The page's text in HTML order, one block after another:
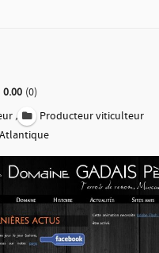
0.00 0
,
Producteur viticulteur